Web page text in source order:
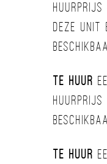
Huurprijs
Deze
Te huur
Huurprijs
Te huur